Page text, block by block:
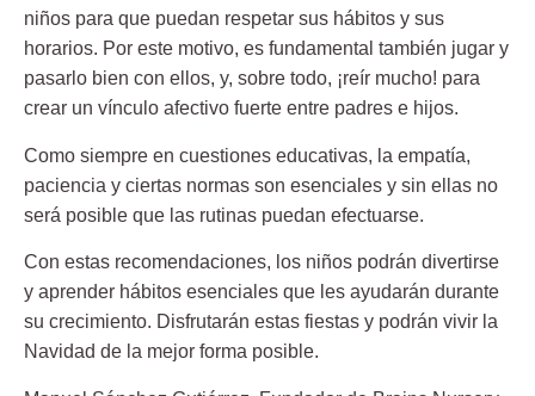
niños para que puedan respetar sus hábitos y sus
horarios. Por este motivo, es fundamental también jugar y
pasarlo bien con ellos, y, sobre todo, ¡reír mucho! para
crear un vínculo afectivo fuerte entre padres e hijos.
Como siempre en cuestiones educativas, la empatía,
paciencia y ciertas normas son esenciales y sin ellas no
será posible que las rutinas puedan efectuarse.
Con estas recomendaciones, los niños podrán divertirse
y aprender hábitos esenciales que les ayudarán durante
su crecimiento. Disfrutarán estas fiestas y podrán vivir la
Navidad de la mejor forma posible.